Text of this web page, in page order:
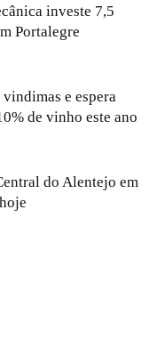
investe 7,5
Portalegre
e espera
de vinho este ano
do Alentejo em